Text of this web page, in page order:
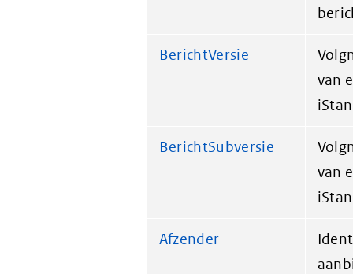
BerichtVersie
van
BerichtSubversie
van
Afzender